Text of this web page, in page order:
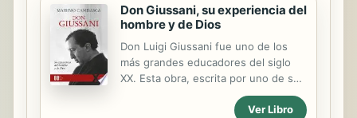
Don Giussani, su experiencia del
hombre y de Dios
Don Luigi Giussani fue uno de los
más grandes educadores del siglo
XX. Esta obra, escrita por uno de sus
más estrechos colaboradores a lo
largo de cuarenta años, conforma
Ver Libro